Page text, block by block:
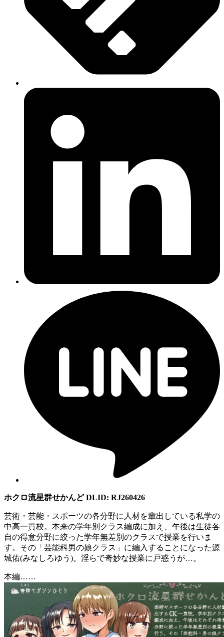
ホクロ流星群せかんど DLID: RJ260426
芸術・芸能・スポーツの各分野に人材を輩出している私学の
中高一貫校。本来の学年別クラス編成に加え、午後は生徒各
自の得意分野に絞った学年無差別のクラスで授業を行いま
す。その「芸能科男の娘クラス」に編入することになった源
城佑(みなしろゆう)。淫らで奇妙な授業に戸惑うが…。
本編……